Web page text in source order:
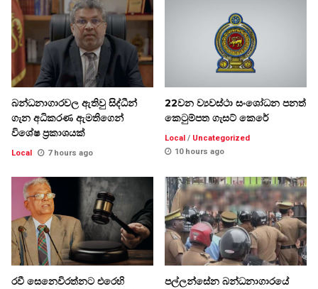
බන්ධනාගාරවල ඇතිවු සිද්ධීන්
ගැන අධිකරණ ඇමතිගෙන්
විශේෂ ප්‍රකාශයක්
Local 7 hours ago
22වන ව්‍යවස්ථා සංශෝධන පනත්
කෙටුම්පත ගැසට් කෙරේ
Local / Uncategorized
10 hours ago
රවී සෙනෙවිරත්නට එරෙහි
පල්ලන්සේන බන්ධනාගාරයේ